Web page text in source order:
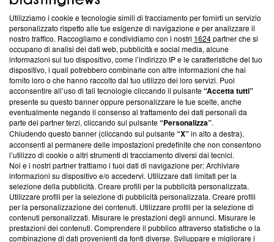
Questa sezione offre informazioni trasparenti su Blasting
News, sui nostri processi editoriali e su come ci impegniamo a
creare news di qualità. Inoltre, afferma la nostra aderenza a
‘Trust Project - News with Integrity’Blasting News non è
ancora membro del programma, ma ha richiesto di farne
parte; Trust Project non ha ancora effettuato una verifica di
conformità agli standard.
Su di noi
Team editoriale
Corporate
Redazione
Informativa Privacy
Cookie Policy
Utilizziamo i cookie e tecnologie simili di tracciamento per fornirti un servizio
personalizzato rispetto alle tue esigenze di navigazione e per analizzare il
nostro traffico. Raccogliamo e condividiamo con i nostri 1624partner che si
occupano di analisi dei dati web, pubblicità e social media, alcune
informazioni sul tuo dispositivo, come l’indirizzo IP e le caratteristiche del tuo
dispositivo, i quali potrebbero combinarle con altre informazioni che hai
fornito loro o che hanno raccolto dal tuo utilizzo dei loro servizi. Puoi
acconsentire all’uso di tali tecnologie cliccando il pulsante“Accetta tutti”
presente su questo banner oppure personalizzare le tue scelte, anche
eventualmente negando il consenso al trattamento dei dati personali da
parte dei partner terzi, cliccando sul pulsante“Personalizza”.
Chiudendo questo banner (cliccando sul pulsante“X”in alto a destra),
acconsenti al permanere delle impostazioni predefinite che non consentono
l’utilizzo di cookie o altri strumenti di tracciamento diversi dai tecnici.
Noi e i nostri partner trattiamo i tuoi dati di navigazione per: Archiviare
informazioni su dispositivo e/o accedervi. Utilizzare dati limitati per la
selezione della pubblicità. Creare profili per la pubblicità personalizzata.
Utilizzare profili per la selezione di pubblicità personalizzata. Creare profili
per la personalizzazione dei contenuti. Utilizzare profili per la selezione di
contenuti personalizzati. Misurare le prestazioni degli annunci. Misurare le
prestazioni dei contenuti. Comprendere il pubblico attraverso statistiche o la
combinazione di dati provenienti da fonti diverse. Sviluppare e migliorare i